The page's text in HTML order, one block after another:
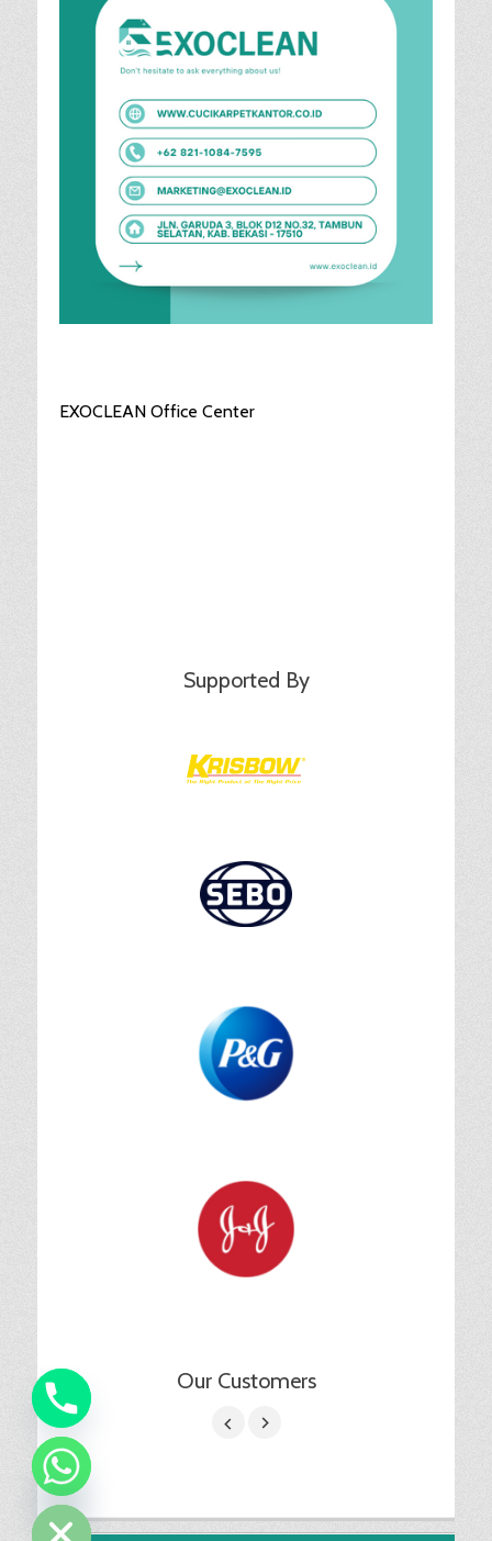
EXOCLEAN Office Center
Supported By
Our Customers
Hide
chaty